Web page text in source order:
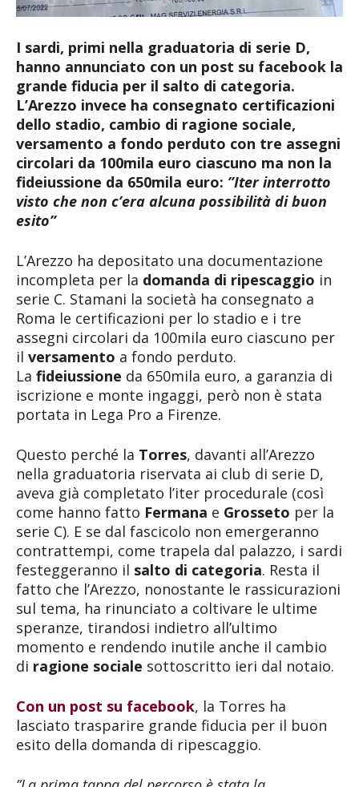
I sardi, primi nella graduatoria di serie D,
hanno annunciato con un post su facebook la
grande fiducia per il salto di categoria.
L’Arezzo invece ha consegnato certificazioni
dello stadio, cambio di ragione sociale,
versamento a fondo perduto con tre assegni
circolari da 100mila euro ciascuno ma non la
fideiussione da 650mila euro: ”Iter interrotto
visto che non c’era alcuna possibilità di buon
esito”
L’Arezzo ha depositato una documentazione
incompleta per la domanda di ripescaggio in
serie C. Stamani la società ha consegnato a
Roma le certificazioni per lo stadio e i tre
assegni circolari da 100mila euro ciascuno per
il versamento a fondo perduto.
La fideiussione da 650mila euro, a garanzia di
iscrizione e monte ingaggi, però non è stata
portata in Lega Pro a Firenze.
Questo perché la Torres, davanti all’Arezzo
nella graduatoria riservata ai club di serie D,
aveva già completato l’iter procedurale (così
come hanno fatto Fermana e Grosseto per la
serie C). E se dal fascicolo non emergeranno
contrattempi, come trapela dal palazzo, i sardi
festeggeranno il salto di categoria. Resta il
fatto che l’Arezzo, nonostante le rassicurazioni
sul tema, ha rinunciato a coltivare le ultime
speranze, tirandosi indietro all’ultimo
momento e rendendo inutile anche il cambio
di ragione sociale sottoscritto ieri dal notaio.
Con un post su facebook, la Torres ha
lasciato trasparire grande fiducia per il buon
esito della domanda di ripescaggio.